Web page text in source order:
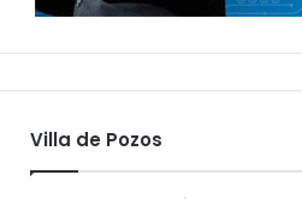
Villa de Pozos